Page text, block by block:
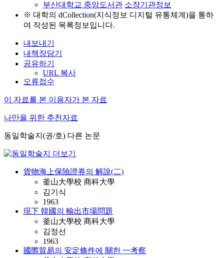
부산대학교 중앙도서관 소장기관정보
※ 대학의 dCollection(지식정보 디지털 유통체계)을 통하
여 작성된 목록정보입니다.
내보내기
내책장담기
공유하기
URL 복사
오류접수
이 자료를 본 이용자가 본 자료
나만을 위한 추천자료
동일학술지(권/호) 다른 논문
貨物海上保險證券의 解說(二)
釜山大學校 商科大學
김기식
1963
現下 韓國의 輸出市場問題
釜山大學校 商科大學
김정선
1963
國際貿易의 安定條件에 關한 一考察